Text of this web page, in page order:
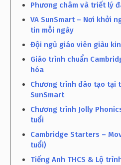
Phương châm và triết lý
VA SunSmart – Nơi khởi
tin mỗi ngày
Đội ngũ giáo viên giàu
Giáo trình chuẩn
hóa
Chương trình đào tạo tại
SunSmart
Chương trình Jolly
tuổi
Cambridge Starters –
tuổi)
Tiếng Anh THCS & Lộ